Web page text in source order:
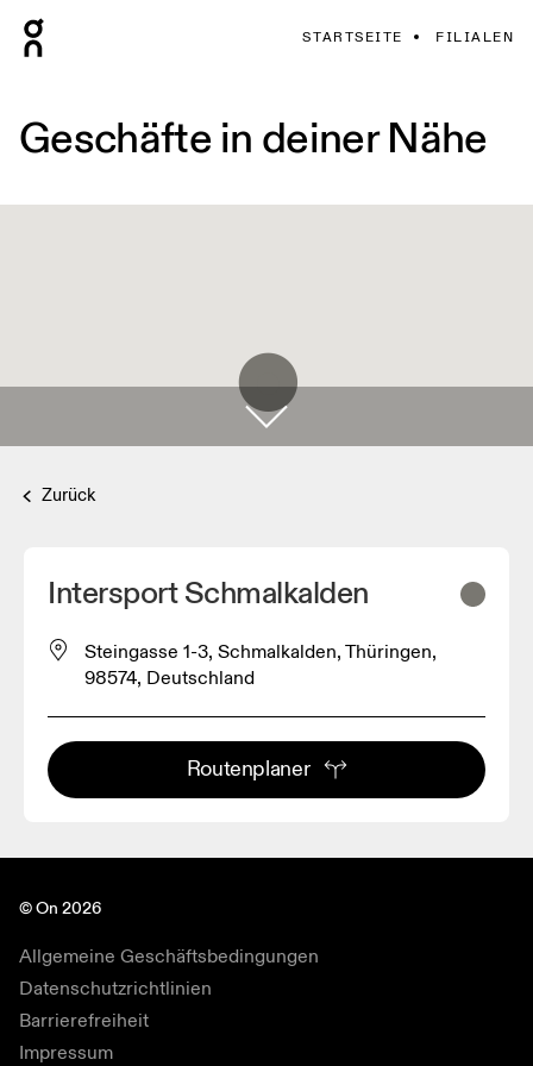
STARTSEITE FILIALEN
Geschäfte in deiner Nähe
Zurück
Intersport Schmalkalden
Steingasse 1-3, Schmalkalden, Thüringen,
98574, Deutschland
Routenplaner
© On 2026
Allgemeine Geschäftsbedingungen
Datenschutzrichtlinien
Barrierefreiheit
Impressum